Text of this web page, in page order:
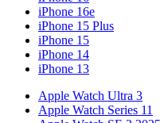
iPhone 16e
iPhone 15 Plus
iPhone 15
iPhone 14
iPhone 13
Apple Watch Ultra 3
Apple Watch Series 11